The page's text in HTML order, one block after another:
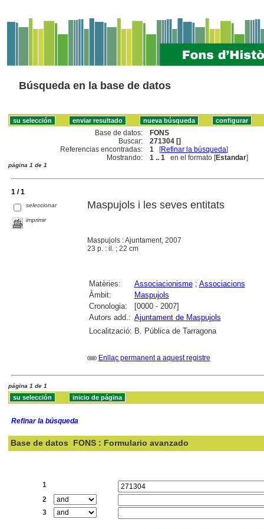
Búsqueda en la base de datos
Base de datos:
FONS
Buscar:
271304 []
Referencias encontradas:
1 [Refinar la búsqueda]
Mostrando:
1 .. 1 en el formato [Estandar]
página 1 de 1
1 / 1
seleccionar
imprimir
Maspujols i les seves entitats
Maspujols : Ajuntament, 2007
23 p. : il. ; 22 cm
Matèries: Associacionisme; Associacions
Àmbit:
Maspujols
Cronologia:
[0000 - 2007]
Autors add.: Ajuntament de Maspujols
Localització: B. Pública de Tarragona
Enllaç permanent a aquest registre
página 1 de 1
Refinar la búsqueda
Base de datos FONS : Formulario avanzado
1
2
3